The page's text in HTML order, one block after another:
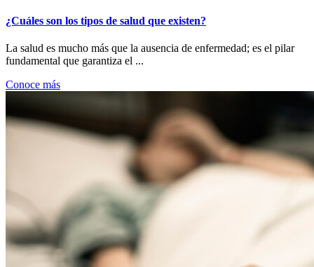
¿Cuáles son los tipos de salud que existen?
La salud es mucho más que la ausencia de enfermedad; es el pilar
fundamental que garantiza el ...
Conoce más